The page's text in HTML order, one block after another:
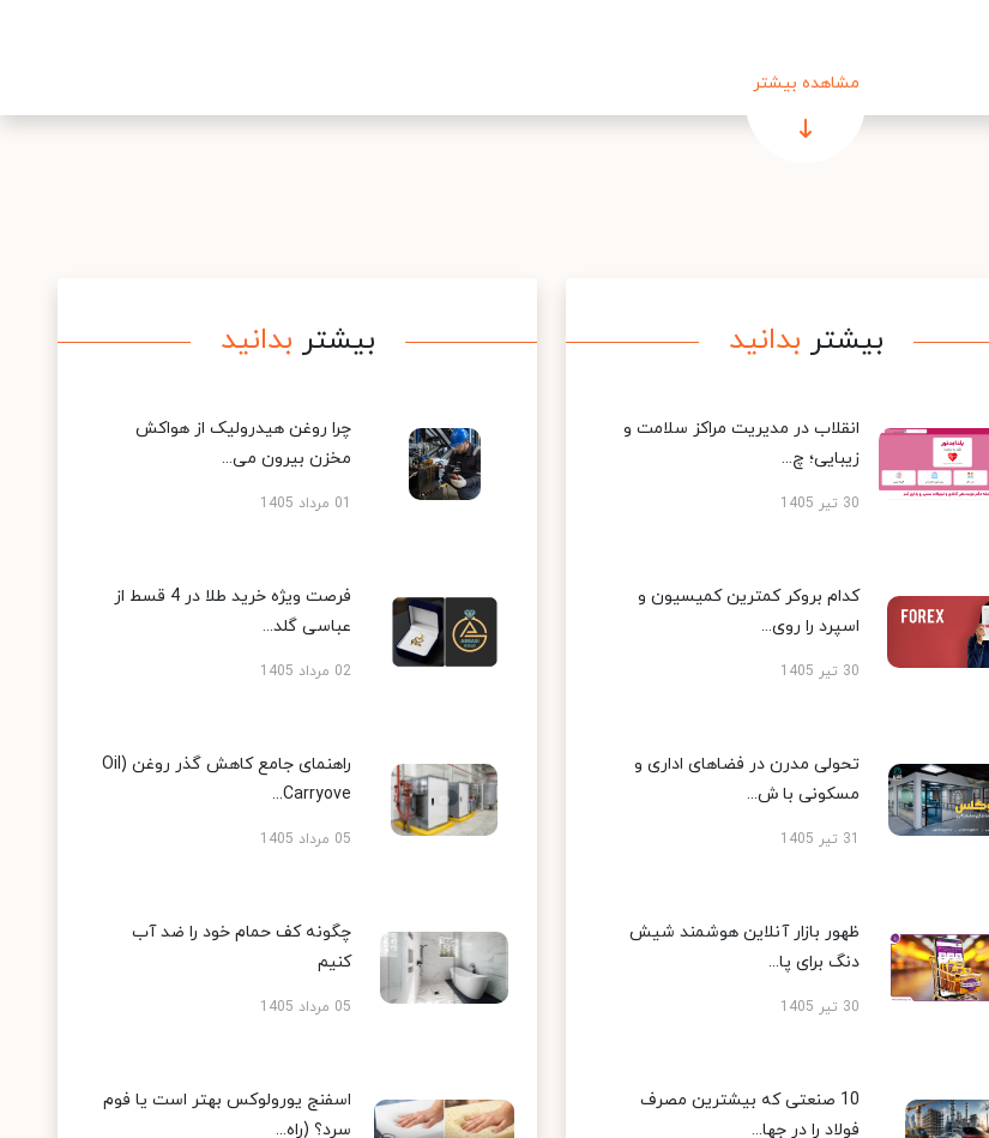
مشاهده بیشتر
بیشتر بدانید
انقلاب در مدیریت مراکز سلامت و
زیبایی؛ چ...
30 تیر 1405
کدام بروکر کمترین کمیسیون و
اسپرد را روی...
30 تیر 1405
تحولی مدرن در فضاهای اداری و
مسکونی با ش...
31 تیر 1405
ظهور بازار آنلاین هوشمند شیش
دنگ برای پا...
30 تیر 1405
10 صنعتی که بیشترین مصرف
فولاد را در جها...
بیشتر بدانید
چرا روغن هیدرولیک از هواکش
مخزن بیرون می...
01 مرداد 1405
فرصت ویژه خرید طلا در 4 قسط از
عباسی گلد...
02 مرداد 1405
راهنمای جامع کاهش گذر روغن (Oil
Carryove...
05 مرداد 1405
چگونه کف حمام خود را ضد آب
کنیم
05 مرداد 1405
اسفنج یورولوکس بهتر است یا فوم
سرد؟ (راه...